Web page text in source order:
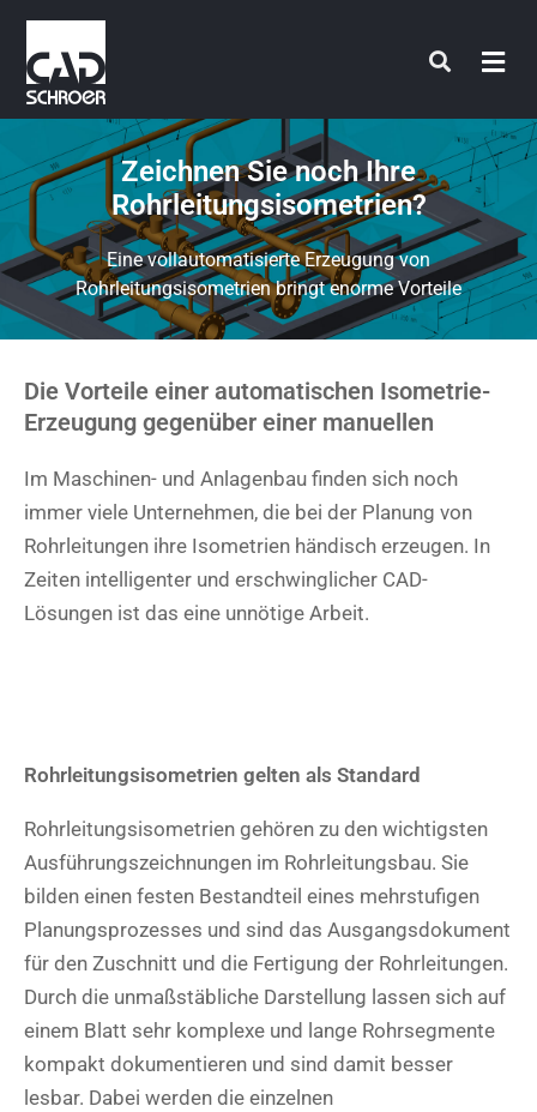
Zum
Inhalt
springen
Zeichnen Sie noch Ihre
Rohrleitungsisometrien?
Eine vollautomatisierte Erzeugung von
Rohrleitungsisometrien bringt enorme Vorteile
Die Vorteile einer automatischen Isometrie-
Erzeugung gegenüber einer manuellen
Im Maschinen- und Anlagenbau finden sich noch
immer viele Unternehmen, die bei der Planung von
Rohrleitungen ihre Isometrien händisch erzeugen. In
Zeiten intelligenter und erschwinglicher CAD-
Lösungen ist das eine unnötige Arbeit.
Rohrleitungsisometrien gelten als Standard​
Rohrleitungsisometrien gehören zu den wichtigsten
Ausführungszeichnungen im Rohrleitungsbau. Sie
bilden einen festen Bestandteil eines mehrstufigen
Planungsprozesses und sind das Ausgangsdokument
für den Zuschnitt und die Fertigung der Rohrleitungen.
Durch die unmaßstäbliche Darstellung lassen sich auf
einem Blatt sehr komplexe und lange Rohrsegmente
kompakt dokumentieren und sind damit besser
lesbar. Dabei werden die einzelnen